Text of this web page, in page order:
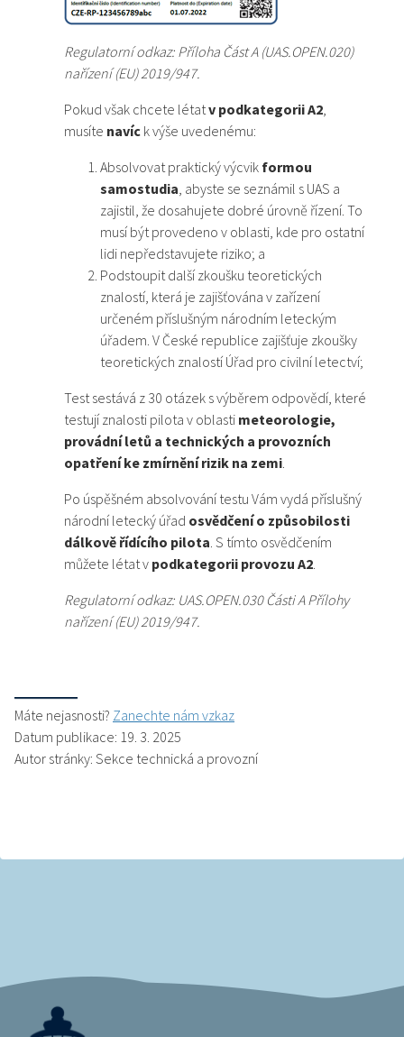
Regulatorní odkaz: Příloha Část A (UAS.OPEN.020)
nařízení (EU) 2019/947.
Pokud však chcete létatv podkategorii A2,
musíte navíc k výše uvedenému:
Absolvovat praktický výcvik formou
samostudia, abyste se seznámil s UAS a
zajistil, že dosahujete dobré úrovně řízení. To
musí být provedeno v oblasti, kde pro ostatní
lidi nepředstavujete riziko; a
Podstoupit další zkoušku teoretických
znalostí, která je zajišťována v zařízení
určeném příslušným národním leteckým
úřadem. V České republice zajišťuje zkoušky
teoretických znalostí Úřad pro civilní letectví;
Test sestává z 30 otázek s výběrem odpovědí, které
testují znalosti pilota v oblasti meteorologie,
provádní letů a technických a provozních
opatření ke zmírnění rizik na zemi.
Po úspěšném absolvování testu Vám vydá příslušný
národní letecký úřad osvědčení o způsobilosti
dálkově řídícího pilota. S tímto osvědčením
můžete létat v podkategorii provozu A2.
Regulatorní odkaz: UAS.OPEN.030 Části A Přílohy
nařízení (EU) 2019/947.
Máte nejasnosti? Zanechte nám vzkaz
Datum publikace: 19. 3. 2025
Autor stránky: Sekce technická a provozní